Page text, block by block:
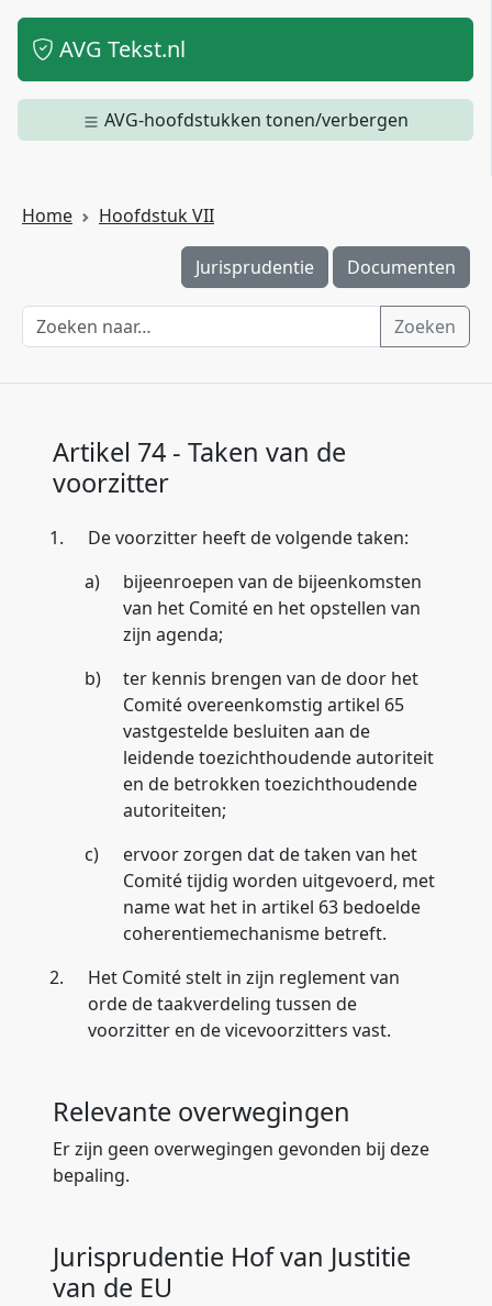
AVG Tekst.nl
AVG-hoofdstukken tonen/verbergen
Home Hoofdstuk VII
Jurisprudentie Documenten
Zoeken
Artikel 74 - Taken van de
voorzitter
1.
De voorzitter heeft de volgende taken:
a)
bijeenroepen van de bijeenkomsten
van het Comité en het opstellen van
zijn agenda;
b)
ter kennis brengen van de door het
Comité overeenkomstig artikel 65
vastgestelde besluiten aan de
leidende toezichthoudende autoriteit
en de betrokken toezichthoudende
autoriteiten;
c)
ervoor zorgen dat de taken van het
Comité tijdig worden uitgevoerd, met
name wat het in artikel 63 bedoelde
coherentiemechanisme betreft.
2.
Het Comité stelt in zijn reglement van
orde de taakverdeling tussen de
voorzitter en de vicevoorzitters vast.
Relevante overwegingen
Er zijn geen overwegingen gevonden bij deze
bepaling.
Jurisprudentie Hof van Justitie
van de EU